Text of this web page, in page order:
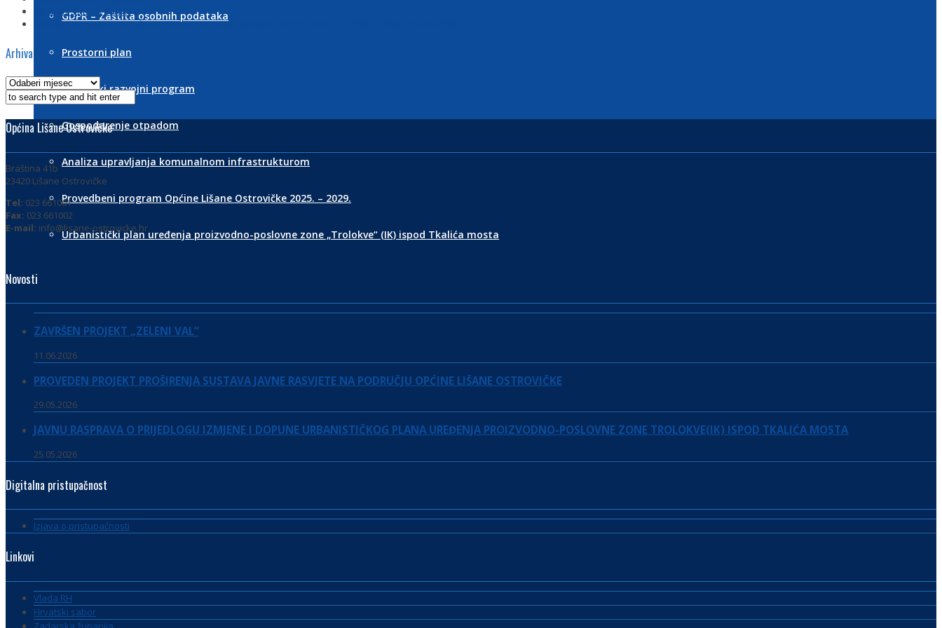
GDPR – Zaštita osobnih podataka
Prostorni plan
Strateški razvojni program
Gospodarenje otpadom
Analiza upravljanja komunalnom infrastrukturom
Provedbeni program Općine Lišane Ostrovičke 2025. – 2029.
Urbanistički plan uređenja proizvodno-poslovne zone „Trolokve“ (IK) ispod Tkalića mosta
Službeni glasnik 04/26
PROVEDEN PROJEKT PROŠIRENJA SUSTAVA JAVNE RASVJETE NA PODRUČJU OPĆINE LIŠANE OSTROVIČKE
Arhiva
Općina Lišane Ostrovičke
Braština 41b
23420 Lišane Ostrovičke
Tel: 023 661001
Fax: 023 661002
E-mail: info@lisane-ostrovicke.hr
Novosti
ZAVRŠEN PROJEKT „ZELENI VAL“
11.06.2026
PROVEDEN PROJEKT PROŠIRENJA SUSTAVA JAVNE RASVJETE NA PODRUČJU OPĆINE LIŠANE OSTROVIČKE
29.05.2026
JAVNU RASPRAVA O PRIJEDLOGU IZMJENE I DOPUNE URBANISTIČKOG PLANA UREĐENJA PROIZVODNO-POSLOVNE ZONE TROLOKVE(IK) ISPOD TKALIĆA MOSTA
25.05.2026
Digitalna pristupačnost
Izjava o pristupačnosti
Linkovi
Vlada RH
Hrvatski sabor